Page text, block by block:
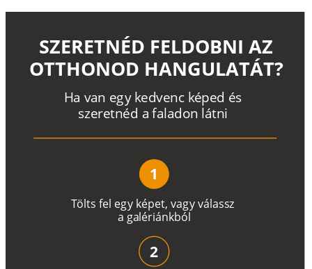
Tölts fel egy képet, vagyválassz
a galériánkból
Ha van egy kedvenc képed és
szeretnéd a faladon látni
SZERETNÉD FELDOBNI AZ
OTTHONOD HANGULATÁT?
1
2